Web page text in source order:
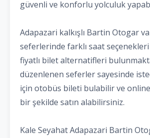
güvenli ve konforlu yolculuk
Adapazari kalkışlı Bartin Otogar
seferlerinde farklı saat
fiyatlı bilet alternatifleri
düzenlenen seferler sayesinde
için otobüs bileti bulabilir ve online
bir şekilde satın alabilirsiniz.
Kale Seyahat Adapazari Bartin